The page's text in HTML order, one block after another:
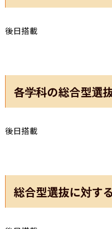
後日搭載
各学科の総合型選
後日搭載
総合型選抜に対す